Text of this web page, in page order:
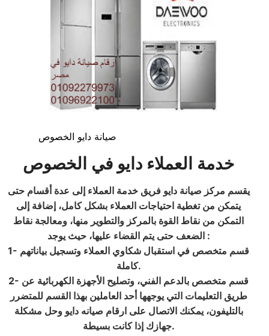
صيانة دايو الخصوص
خدمة العملاء دايو في الخصوص
يقسم مركز صيانة دايو فريق خدمة العملاء إلى عدة أقسام حتى
يتمكن من تغطية احتياجات العملاء بشكل كامل، إضافة إلى
التمكن من نقاط القوة بالمركز والتطوير منها، ومعالجة نقاط
الضعف حتى يتم القضاء عليها، حيث يوجد :
1- قسم متخصص في استقبال شكاوي العملاء وتسجيل بياناتهم
كاملة.
2- قسم متخصص بالدعم الفني، وتصليح الأجهزة الكهربائية عن
طريق التعليمات التي يوجهها أحد العاملين بهذا القسم للمتضرر
بالتليفون، يمكنك الاتصال على ارقام صيانه دايو وحل مشكلة
جهازك إذا كانت بسيطة.